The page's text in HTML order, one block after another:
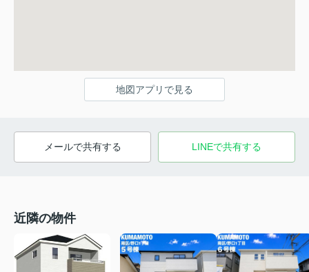
地図アプリで見る
メールで共有する LINEで共有する
近隣の物件